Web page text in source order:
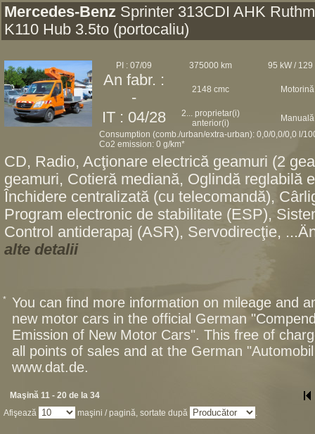
Mercedes-Benz Sprinter 313CDI AHK
K110 Hub 3.5to (portocaliu)
PI : 07/09 375000 km 95 kW / 129
An fabr. :
-
2148 cmc Motorină
IT : 04/28
2... proprietar(i)
anterior(i)
Manuală
Consumption (comb./urban/extra-urban): 0,0/0,0/0,0 l/
Co2 emission: 0 g/km*
CD, Radio, Acţionare electrică geamuri (2
geamuri, Cotieră mediană, Oglindă reglabilă
Închidere centralizată (cu telecomandă),
Program electronic de stabilitate (ESP),
Control antiderapaj (ASR), Servodirecţie,
alte detalii
* You can find more information on mileage and
new motor cars in the official German
Emission of New Motor Cars". This free of
all points of sales and at the German
www.dat.de.
Maşină 11 - 20 de la 34
Afişează
maşini / pagină, sortate după .